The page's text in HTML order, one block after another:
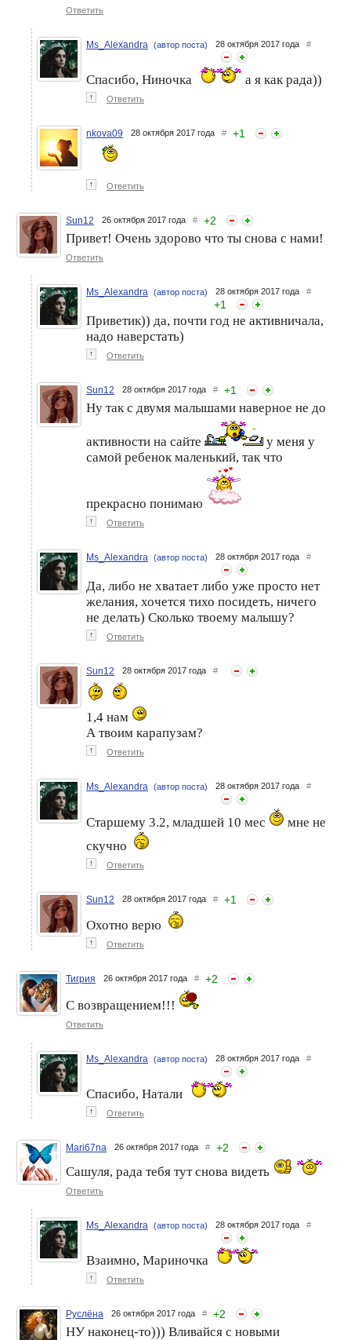
Ответить
Ms_Alexandra (автор поста) 28 октября 2017 года #
Спасибо, Ниночка а я как рада))
↑ Ответить
nkova09 28 октября 2017 года # +1
↑ Ответить
Sun12 26 октября 2017 года # +2
Привет! Очень здорово что ты снова с нами!
Ответить
Ms_Alexandra (автор поста) 28 октября 2017 года #
+1
Приветик)) да, почти год не активничала,
надо наверстать)
↑ Ответить
Sun12 28 октября 2017 года # +1
Ну так с двумя малышами наверное не до
активности на сайте
у меня у
самой ребенок маленький, так что
прекрасно понимаю
↑ Ответить
Ms_Alexandra (автор поста) 28 октября 2017 года #
Да, либо не хватает либо уже просто нет
желания, хочется тихо посидеть, ничего
не делать) Сколько твоему малышу?
↑ Ответить
Sun12 28 октября 2017 года #
1,4 нам
А твоим карапузам?
↑ Ответить
Ms_Alexandra (автор поста) 28 октября 2017 года #
Старшему 3.2, младшей 10 мес
мне не
скучно
↑ Ответить
Sun12 28 октября 2017 года # +1
Охотно верю
↑ Ответить
Тигрия 26 октября 2017 года # +2
С возвращением!!!
Ответить
Ms_Alexandra (автор поста) 28 октября 2017 года #
Спасибо, Натали
↑ Ответить
Mari67na 26 октября 2017 года # +2
Сашуля, рада тебя тут снова видеть
Ответить
Ms_Alexandra (автор поста) 28 октября 2017 года #
Взаимно, Мариночка
↑ Ответить
Руслёна 26 октября 2017 года # +2
НУ наконец-то))) Вливайся с новыми